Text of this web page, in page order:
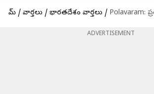
హోమ్ / వార్తలు / భారతదేశం వార్తలు / Polavaram: ప్రత్యేక ల్యాబ్‌ ఏర్పాటుకు
ADVERTISEMENT